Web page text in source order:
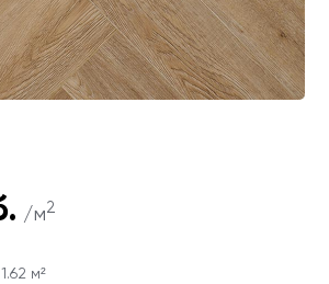
не будут переданы третьим
не будут переданы третьим
лицам
не будут переданы третьим
лицам
/м2
м²